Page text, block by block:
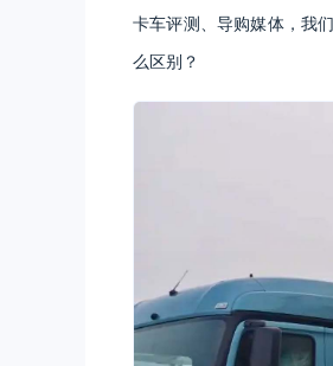
卡车评测、导购媒体，我
么区别？